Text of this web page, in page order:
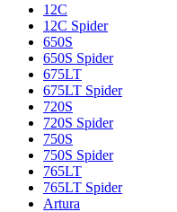
12C
12C Spider
650S
650S Spider
675LT
675LT Spider
720S
720S Spider
750S
750S Spider
765LT
765LT Spider
Artura